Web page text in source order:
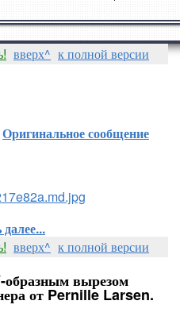
вверх^ к полной версии
Оригинальное сообщение
вверх^ к полной версии
вырезом
от Pernille Larsen.